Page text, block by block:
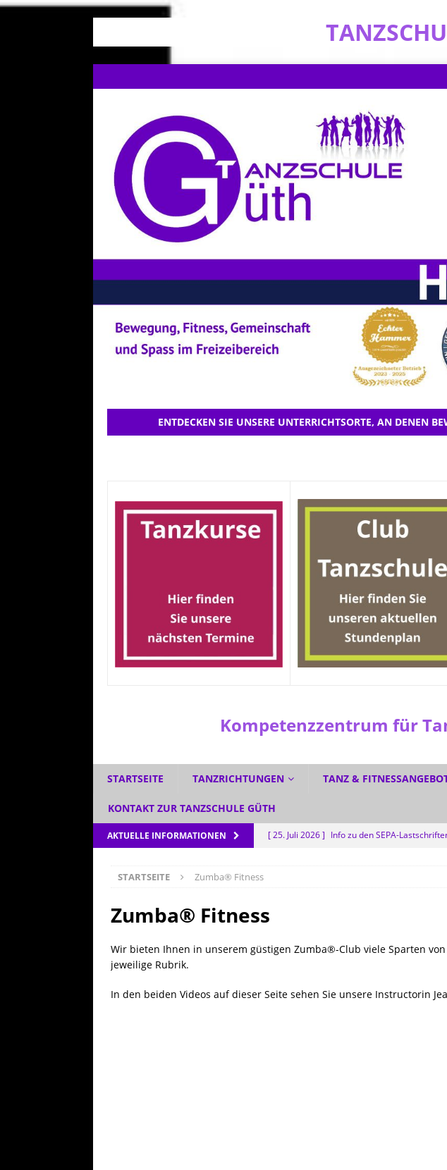
ENTDECKEN SIE UNSERE UNTERRICHTSORTE, AN DENEN
Kompetenzzentrum für
STARTSEITE TANZRICHTUNGEN TANZ &
KONTAKT ZUR TANZSCHULE GÜTH
AKTUELLE INFORMATIONEN [ 25. Juli 2026 ] Info zu den SEPA-
[ 25. Juli 2026 ]
Noch freie Plätze beim
STARTSEITE Zumba® Fitness
Zumba® Fitness
Wir bieten Ihnen in unserem güstigen Zumba®-Club viele Sparten
jeweilige Rubrik.
In den beiden Videos auf dieser Seite sehen Sie unsere Instructorin